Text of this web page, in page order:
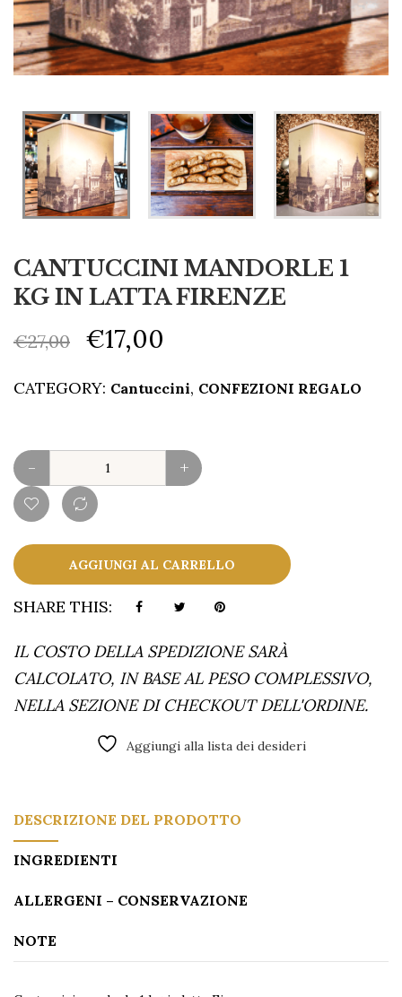
CANTUCCINI MANDORLE 1
KG IN LATTA FIRENZE
€27,00 €17,00
CATEGORY: Cantuccini, CONFEZIONI REGALO
- +
AGGIUNGI AL CARRELLO
SHARE THIS:
IL COSTO DELLA SPEDIZIONE SARÀ
CALCOLATO, IN BASE AL PESO COMPLESSIVO,
NELLA SEZIONE DI CHECKOUT DELL'ORDINE.
Aggiungi alla lista dei desideri
DESCRIZIONE DEL PRODOTTO
INGREDIENTI
ALLERGENI – CONSERVAZIONE
NOTE